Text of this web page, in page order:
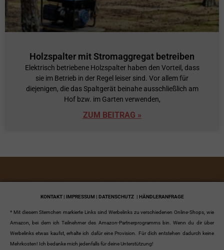
Holzspalter mit Stromaggregat betreiben
Elektrisch betriebene Holzspalter haben den Vorteil, dass
sie im Betrieb in der Regel leiser sind. Vor allem für
diejenigen, die das Spaltgerät beinahe ausschließlich am
Hof bzw. im Garten verwenden,
ZUM BEITRAG »
KONTAKT | IMPRESSUM | DATENSCHUTZ | HÄNDLERANFRAGE
* Mit diesem Sternchen markierte Links sind Werbelinks zu verschiedenen Online-Shops, wie
Amazon, bei dem ich Teilnehmer des Amazon-Partnerprogramms bin. Wenn du dir über
Werbelinks etwas kaufst, erhalte ich dafür eine Provision. Für dich entstehen dadurch keine
Mehrkosten! Ich bedanke mich jedenfalls für deine Unterstützung!